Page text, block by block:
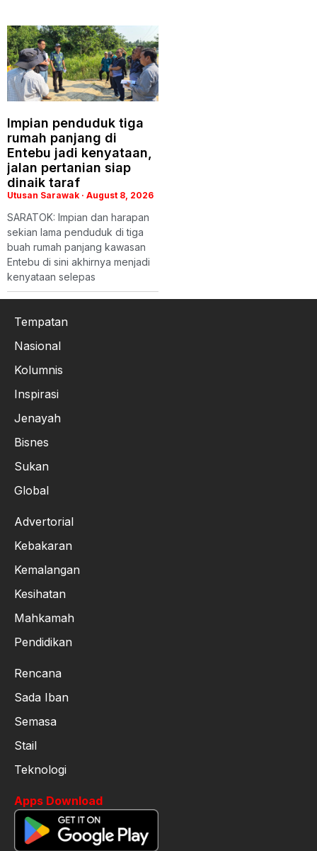
Impian penduduk tiga
rumah panjang di
Entebu jadi kenyataan,
jalan pertanian siap
dinaik taraf
Utusan Sarawak August 8, 2026
SARATOK: Impian dan harapan
sekian lama penduduk di tiga
buah rumah panjang kawasan
Entebu di sini akhirnya menjadi
kenyataan selepas
Tempatan
Nasional
Kolumnis
Inspirasi
Jenayah
Bisnes
Sukan
Global
Advertorial
Kebakaran
Kemalangan
Kesihatan
Mahkamah
Pendidikan
Rencana
Sada Iban
Semasa
Stail
Teknologi
Apps Download